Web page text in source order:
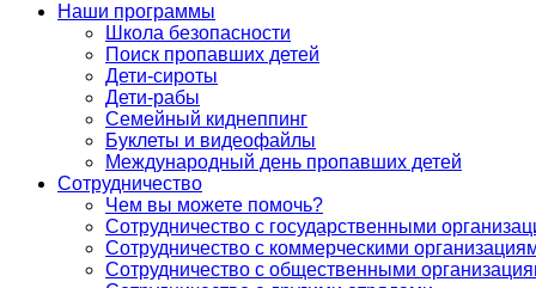
Наши программы
Школа безопасности
Поиск пропавших детей
Дети-сироты
Дети-рабы
Семейный киднеппинг
Буклеты и видеофайлы
Международный день пропавших детей
Сотрудничество
Чем вы можете помочь?
Сотрудничество с государственными
Сотрудничество с коммерческими
Сотрудничество с общественными